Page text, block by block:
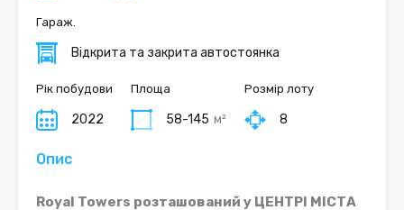
Гараж.
Відкрита та закрита автостоянка
Рік побудови
2022
Площа
58-145 м²
Розмір лоту
8
Опис
Royal Towers розташований у ЦЕНТРІ МІСТА